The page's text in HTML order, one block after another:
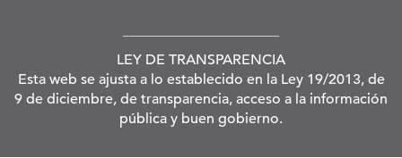
LEY DE TRANSPARENCIA
Esta web se ajusta a lo establecido en la Ley 19/2013, de
9 de diciembre, de transparencia, acceso a la información
pública y buen gobierno.